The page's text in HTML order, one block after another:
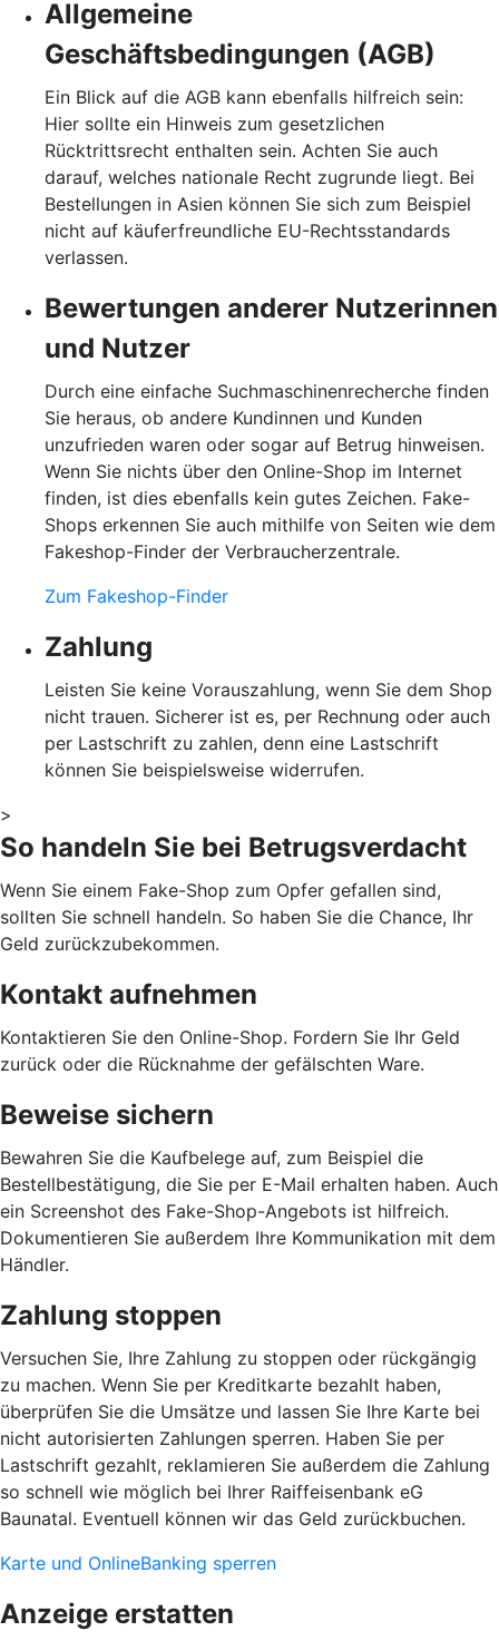
Allgemeine
Geschäftsbedingungen (AGB)
Ein Blick auf die AGB kann ebenfalls hilfreich sein:
Hier sollte ein Hinweis zum gesetzlichen
Rücktrittsrecht enthalten sein. Achten Sie auch
darauf, welches nationale Recht zugrunde liegt. Bei
Bestellungen in Asien können Sie sich zum Beispiel
nicht auf käuferfreundliche EU-Rechtsstandards
verlassen.
Bewertungen anderer Nutzerinnen
und Nutzer
Durch eine einfache Suchmaschinenrecherche finden
Sie heraus, ob andere Kundinnen und Kunden
unzufrieden waren oder sogar auf Betrug hinweisen.
Wenn Sie nichts über den Online-Shop im Internet
finden, ist dies ebenfalls kein gutes Zeichen. Fake-
Shops erkennen Sie auch mithilfe von Seiten wie dem
Fakeshop-Finder der Verbraucherzentrale.
Zum Fakeshop-Finder
Zahlung
Leisten Sie keine Vorauszahlung, wenn Sie dem Shop
nicht trauen. Sicherer ist es, per Rechnung oder auch
per Lastschrift zu zahlen, denn eine Lastschrift
können Sie beispielsweise widerrufen.
>
So handeln Sie bei Betrugsverdacht
Wenn Sie einem Fake-Shop zum Opfer gefallen sind,
sollten Sie schnell handeln. So haben Sie die Chance, Ihr
Geld zurückzubekommen.
Kontakt aufnehmen
Kontaktieren Sie den Online-Shop. Fordern Sie Ihr Geld
zurück oder die Rücknahme der gefälschten Ware.
Beweise sichern
Bewahren Sie die Kaufbelege auf, zum Beispiel die
Bestellbestätigung, die Sie per E-Mail erhalten haben. Auch
ein Screenshot des Fake-Shop-Angebots ist hilfreich.
Dokumentieren Sie außerdem Ihre Kommunikation mit dem
Händler.
Zahlung stoppen
Versuchen Sie, Ihre Zahlung zu stoppen oder rückgängig
zu machen. Wenn Sie per Kreditkarte bezahlt haben,
überprüfen Sie die Umsätze und lassen Sie Ihre Karte bei
nicht autorisierten Zahlungen sperren. Haben Sie per
Lastschrift gezahlt, reklamieren Sie außerdem die Zahlung
so schnell wie möglich bei Ihrer Raiffeisenbank eG
Baunatal. Eventuell können wir das Geld zurückbuchen.
Karte und OnlineBanking sperren
Anzeige erstatten